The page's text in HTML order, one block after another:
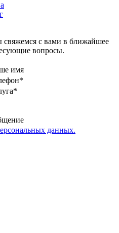
свяжемся с вами в ближайшее
вопросы.
имя
*
*
данных.